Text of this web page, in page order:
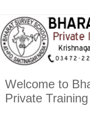
Welcome to
Private